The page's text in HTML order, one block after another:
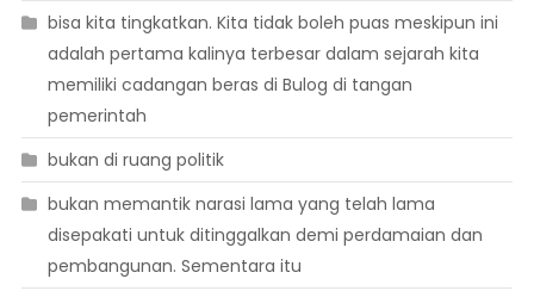
bisa kita tingkatkan. Kita tidak boleh puas meskipun ini
adalah pertama kalinya terbesar dalam sejarah kita
memiliki cadangan beras di Bulog di tangan
pemerintah
bukan di ruang politik
bukan memantik narasi lama yang telah lama
disepakati untuk ditinggalkan demi perdamaian dan
pembangunan. Sementara itu